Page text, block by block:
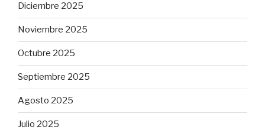
Diciembre 2025
Noviembre 2025
Octubre 2025
Septiembre 2025
Agosto 2025
Julio 2025